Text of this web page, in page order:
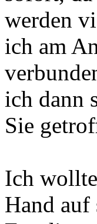
werden
ich am
ich dann
Sie
Ich
Hand auf